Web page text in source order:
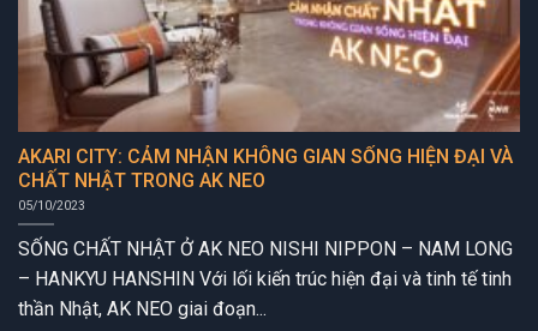
AKARI CITY: CẢM NHẬN KHÔNG GIAN SỐNG HIỆN ĐẠI VÀ
CHẤT NHẬT TRONG AK NEO
05/10/2023
SỐNG CHẤT NHẬT Ở AK NEO NISHI NIPPON – NAM LONG
– HANKYU HANSHIN Với lối kiến trúc hiện đại và tinh tế tinh
thần Nhật, AK NEO giai đoạn...